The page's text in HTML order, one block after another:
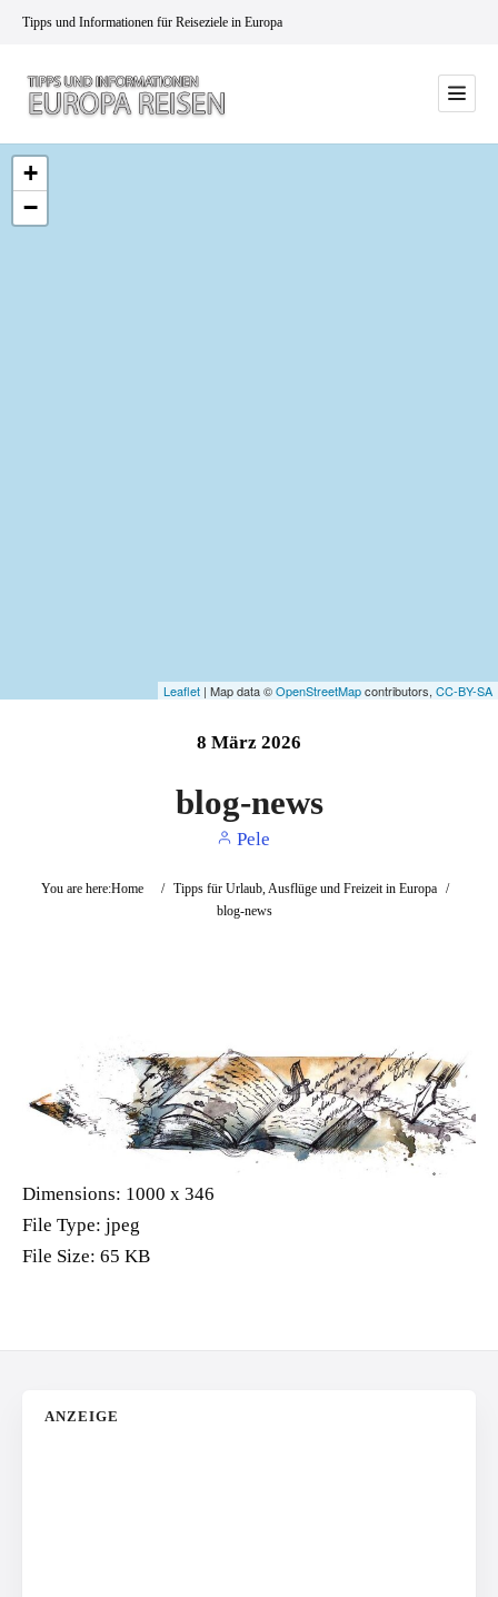
Tipps und Informationen für Reiseziele in Europa
+
−
Leaflet | Map data ©OpenStreetMapcontributors, CC-BY-SA
8 März 2026
blog-news
Pele
You are here:Home / Tipps für Urlaub, Ausflüge und Freizeit in Europa
/
blog-news
Dimensions: 1000 x 346
File Type: jpeg
File Size: 65 KB
ANZEIGE